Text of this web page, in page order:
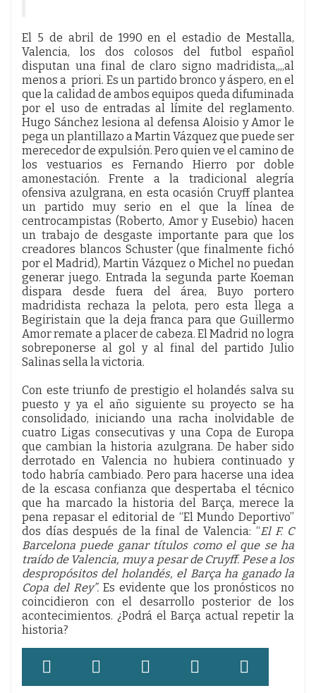
El 5 de abril de 1990 en el estadio de Mestalla,
Valencia, los dos colosos del futbol español
disputan una final de claro signo madridista,,,,al
menos a priori. Es un partido bronco y áspero, en el
que la calidad de ambos equipos queda difuminada
por el uso de entradas al límite del reglamento.
Hugo Sánchez lesiona al defensa Aloisio y Amor le
pega un plantillazo a Martin Vázquez que puede ser
merecedor de expulsión. Pero quien ve el camino de
los vestuarios es Fernando Hierro por doble
amonestación. Frente a la tradicional alegría
ofensiva azulgrana, en esta ocasión Cruyff plantea
un partido muy serio en el que la línea de
centrocampistas (Roberto, Amor y Eusebio) hacen
un trabajo de desgaste importante para que los
creadores blancos Schuster (que finalmente fichó
por el Madrid), Martin Vázquez o Michel no puedan
generar juego. Entrada la segunda parte Koeman
dispara desde fuera del área, Buyo portero
madridista rechaza la pelota, pero esta llega a
Begiristain que la deja franca para que Guillermo
Amor remate a placer de cabeza. El Madrid no logra
sobreponerse al gol y al final del partido Julio
Salinas sella la victoria.
Con este triunfo de prestigio el holandés salva su
puesto y ya el año siguiente su proyecto se ha
consolidado, iniciando una racha inolvidable de
cuatro Ligas consecutivas y una Copa de Europa
que cambian la historia azulgrana. De haber sido
derrotado en Valencia no hubiera continuado y
todo habría cambiado. Pero para hacerse una idea
de la escasa confianza que despertaba el técnico
que ha marcado la historia del Barça, merece la
pena repasar el editorial de “El Mundo Deportivo”
dos días después de la final de Valencia: “El F. C
Barcelona puede ganar títulos como el que se ha
traído de Valencia, muy a pesar de Cruyff. Pese a los
despropósitos del holandés, el Barça ha ganado la
Copa del Rey”. Es evidente que los pronósticos no
coincidieron con el desarrollo posterior de los
acontecimientos. ¿Podrá el Barça actual repetir la
historia?